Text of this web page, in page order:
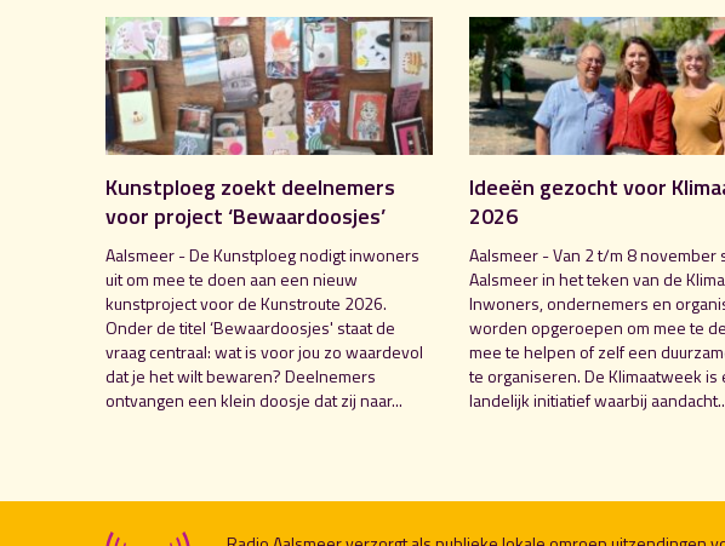
Kunstploeg zoekt deelnemers
voor project ‘Bewaardoosjes’
Aalsmeer - De Kunstploeg nodigt inwoners
uit om mee te doen aan een nieuw
kunstproject voor de Kunstroute 2026.
Onder de titel ‘Bewaardoosjes' staat de
vraag centraal: wat is voor jou zo waardevol
dat je het wilt bewaren? Deelnemers
ontvangen een klein doosje dat zij naar...
Ideeën gezocht voor
2026
Aalsmeer - Van 2 t/m 8 november
Aalsmeer in het teken van de
Inwoners, ondernemers en
worden opgeroepen om mee te
mee te helpen of zelf een
te organiseren. De Klimaatweek is
landelijk initiatief waarbij